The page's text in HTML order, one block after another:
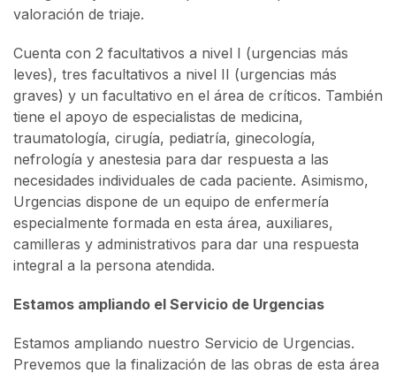
valoración de triaje.
Cuenta con 2 facultativos a nivel I (urgencias más
leves), tres facultativos a nivel II (urgencias más
graves) y un facultativo en el área de críticos. También
tiene el apoyo de especialistas de medicina,
traumatología, cirugía, pediatría, ginecología,
nefrología y anestesia para dar respuesta a las
necesidades individuales de cada paciente. Asimismo,
Urgencias dispone de un equipo de enfermería
especialmente formada en esta área, auxiliares,
camilleras y administrativos para dar una respuesta
integral a la persona atendida.
Estamos ampliando el Servicio de Urgencias
Estamos ampliando nuestro Servicio de Urgencias.
Prevemos que la finalización de las obras de esta área